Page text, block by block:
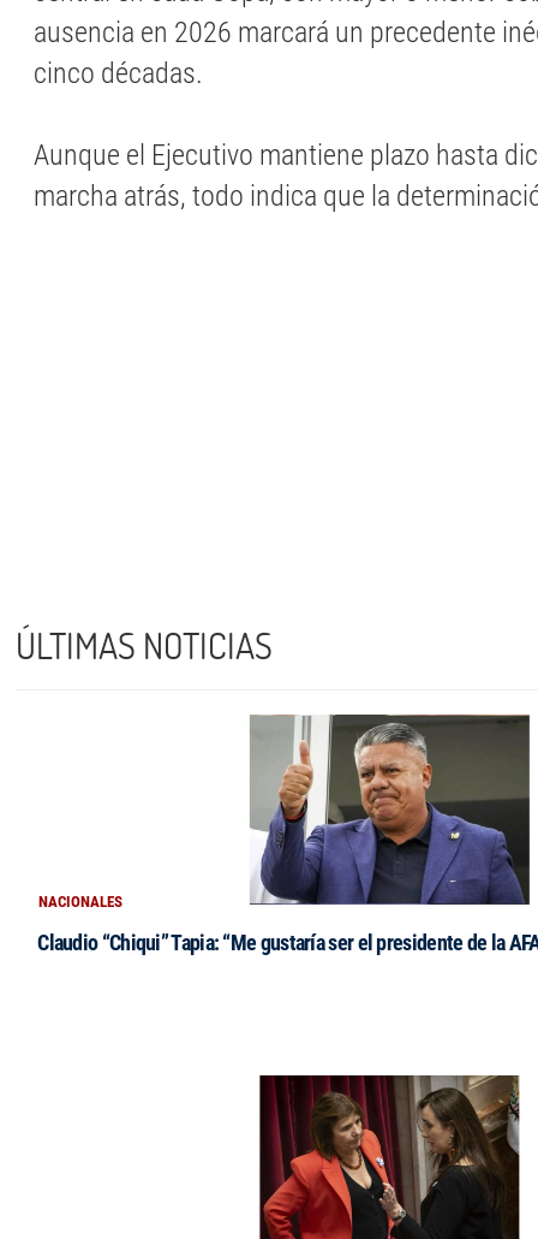
ausencia en 2026 marcará un precedente
cinco décadas.
Aunque el Ejecutivo mantiene plazo hasta
marcha atrás, todo indica que la
ÚLTIMAS NOTICIAS
NACIONALES
Claudio “Chiqui” Tapia: “Me gustaría ser el presidente de la